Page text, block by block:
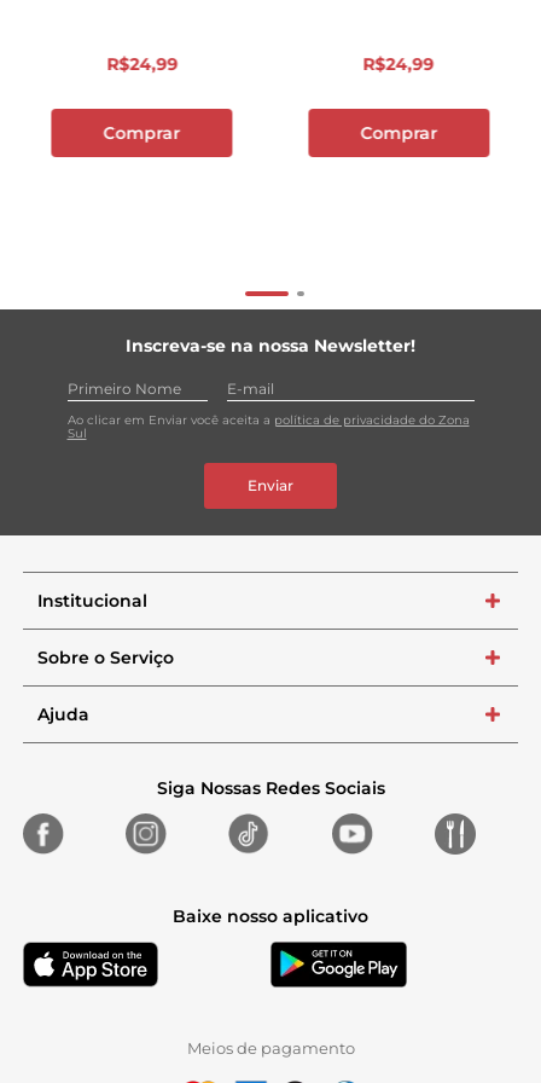
R$24,99
Comprar
R$24,99
Comprar
Inscreva-se na nossa Newsletter!
Ao clicar em Enviar você aceita a política de privacidade do Zona
Sul
Enviar
Institucional +
Sobre o Serviço +
Ajuda +
Siga Nossas Redes Sociais
Baixe nosso aplicativo
Meios de pagamento